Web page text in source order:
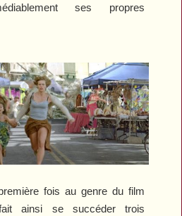
ses propres
fois au genre du film
ainsi se succéder trois